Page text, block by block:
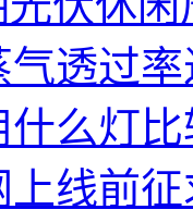
气透过
什么灯
上线前